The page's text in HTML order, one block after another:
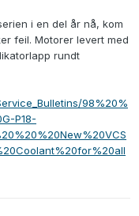
i en del år nå, kom
feil. Motorer levert med
rundt
98%20%
P18-